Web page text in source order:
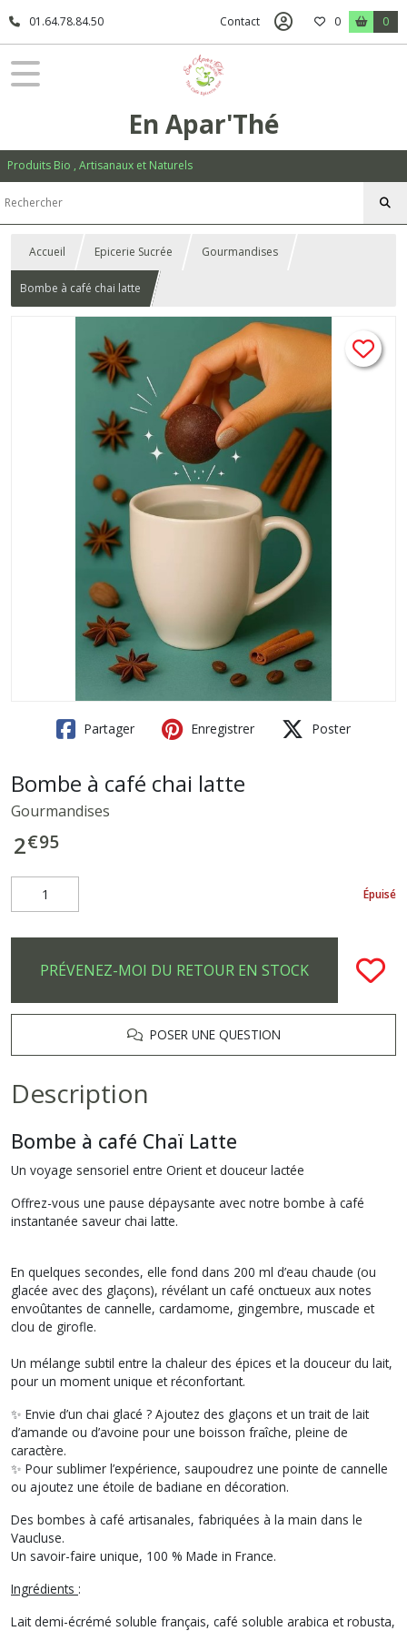
01.64.78.84.50 Contact 0 0
En Apar'Thé
Produits Bio , Artisanaux et Naturels
Accueil Epicerie Sucrée Gourmandises
Bombe à café chai latte
Partager Enregistrer Poster
Bombe à café chai latte
Gourmandises
2€95
Épuisé
PRÉVENEZ-MOI DU RETOUR EN STOCK
POSER UNE QUESTION
Description
Bombe à café Chaï Latte
Un voyage sensoriel entre Orient et douceur lactée
Offrez-vous une pause dépaysante avec notre bombe à café
instantanée saveur chai latte.
En quelques secondes, elle fond dans 200 ml d’eau chaude (ou
glacée avec des glaçons), révélant un café onctueux aux notes
envoûtantes de cannelle, cardamome, gingembre, muscade et
clou de girofle.
Un mélange subtil entre la chaleur des épices et la douceur du lait,
pour un moment unique et réconfortant.
✨ Envie d’un chai glacé ? Ajoutez des glaçons et un trait de lait
d’amande ou d’avoine pour une boisson fraîche, pleine de
caractère.
✨ Pour sublimer l’expérience, saupoudrez une pointe de cannelle
ou ajoutez une étoile de badiane en décoration.
Des bombes à café artisanales, fabriquées à la main dans le
Vaucluse.
Un savoir-faire unique, 100 % Made in France.
Ingrédients :
Lait demi-écrémé soluble français, café soluble arabica et robusta,